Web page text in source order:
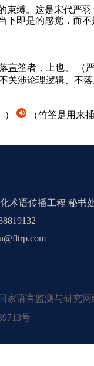
束缚。这是宋代严
下即是的感觉，而
言筌者，上也。 （
涉论理逻辑、不落
（竹筌是用来
术语传播工程 秘书
家语言监测与研究网
号